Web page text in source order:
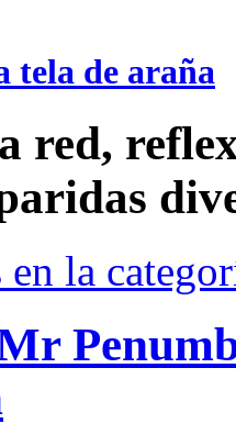
tela de araña
red,
en la